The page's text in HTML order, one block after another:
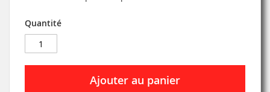
Quantité
Ajouter au panier